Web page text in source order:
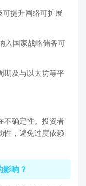
提升网络可扩展
入国家战略储备可
期及与以太坊等平
不确定性。投资者
性，避免过度依赖
响？